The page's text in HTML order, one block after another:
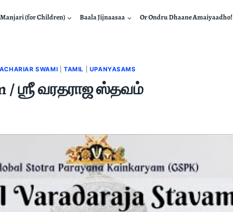
(for Children) Baala Jijnaasaa Or Ondru Dhaane Amaiyaadho!
SWAMI TAMIL UPANYASAMS
/ ஶ்ரீ வரதராஜ ஸ்தவம்